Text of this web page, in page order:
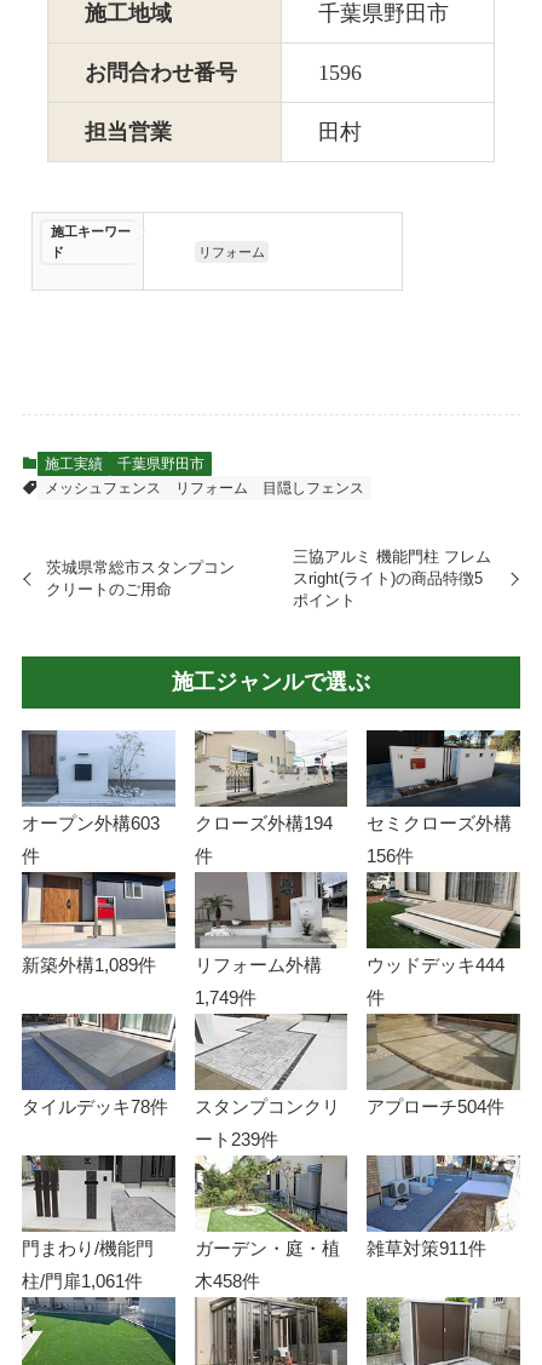
施工地域 千葉県野田市
お問合わせ番号 1596
担当営業 田村
施工キーワー
ド
リフォーム
施工実績
千葉県野田市
メッシュフェンス
リフォーム 目隠しフェンス
茨城県常総市スタンプコン
クリートのご用命
三協アルミ 機能門柱 フレム
スright(ライト)の商品特徴5
ポイント
施工ジャンルで選ぶ
オープン外構603
件
クローズ外構194
件
セミクローズ外構
156件
新築外構1,089件
リフォーム外構
1,749件
ウッドデッキ444
件
タイルデッキ78件
スタンプコンクリ
ート 239件
アプローチ504件
門まわり/機能門
柱/門扉1,061件
ガーデン・庭・植
木458件
雑草対策911件